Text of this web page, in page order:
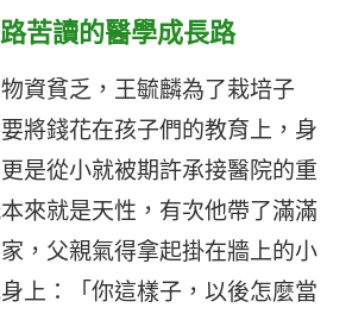
苦讀的醫學成長路
資貧乏，王毓麟為了栽培子
將錢花在孩子們的教育上，身
是從小就被期許承接醫院的重
來就是天性，有次他帶了滿滿
，父親氣得拿起掛在牆上的小
上：「你這樣子，以後怎麼當